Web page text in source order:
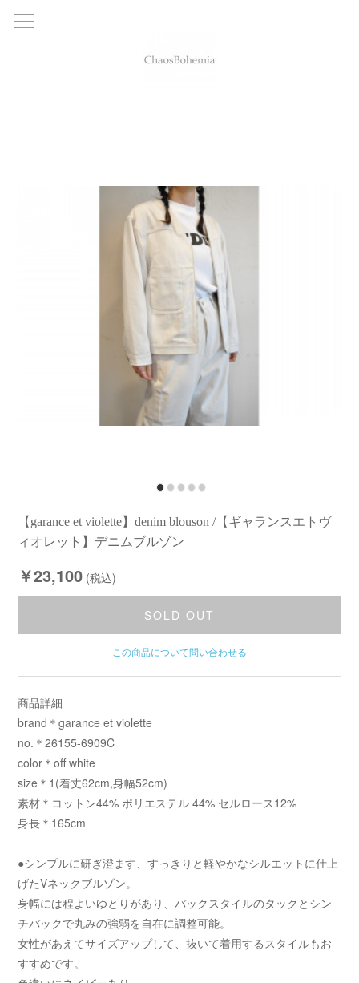
【garance et violette】denim blouson /【ギャランスエトヴ
ィオレット】デニムブルゾン
￥23,100 (税込)
SOLD OUT
この商品について問い合わせる
商品詳細
brand＊garance et violette
no.＊26155-6909C
color＊off white
size＊1(着丈62cm,身幅52cm)
素材＊コットン44% ポリエステル 44% セルロース12%
身長＊165cm
●シンプルに研ぎ澄ます、すっきりと軽やかなシルエットに仕上
げたVネックブルゾン。
身幅には程よいゆとりがあり、バックスタイルのタックとシン
チバックで丸みの強弱を自在に調整可能。
女性があえてサイズアップして、抜いて着用するスタイルもお
すすめです。